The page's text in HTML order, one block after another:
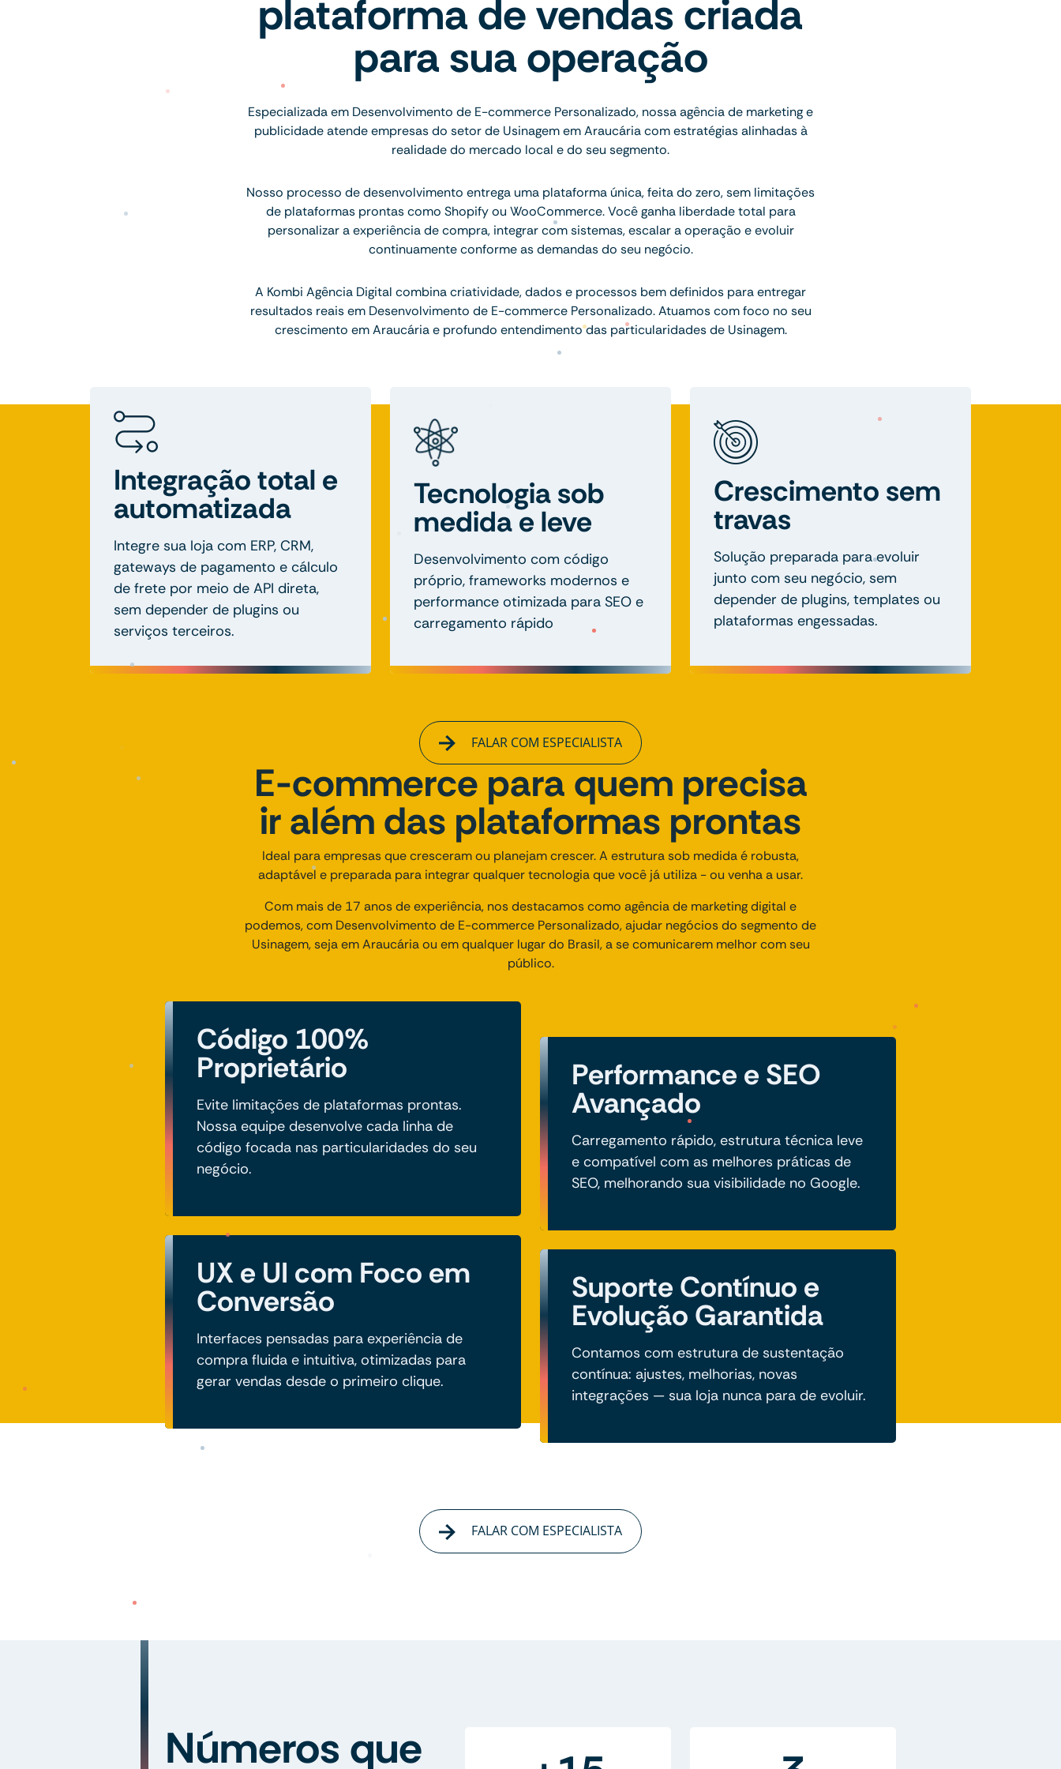
plataforma de vendas criada
para sua operação
Especializada em Desenvolvimento de E-commerce Personalizado, nossa agência de marketing e
publicidade atende empresas do setor de Usinagem em Araucária com estratégias alinhadas à
realidade do mercado local e do seu segmento.
Nosso processo de desenvolvimento entrega uma plataforma única, feita do zero, sem limitações
de plataformas prontas como Shopify ou WooCommerce. Você ganha liberdade total para
personalizar a experiência de compra, integrar com sistemas, escalar a operação e evoluir
continuamente conforme as demandas do seu negócio.
A Kombi Agência Digital combina criatividade, dados e processos bem definidos para entregar
resultados reais em Desenvolvimento de E-commerce Personalizado. Atuamos com foco no seu
crescimento em Araucária e profundo entendimento das particularidades de Usinagem.
Integração total e
automatizada
Integre sua loja com ERP, CRM,
gateways de pagamento e cálculo
de frete por meio de API direta,
sem depender de plugins ou
serviços terceiros.
Tecnologia sob
medida e leve
Desenvolvimento com código
próprio, frameworks modernos e
performance otimizada para SEO e
carregamento rápido
Crescimento sem
travas
Solução preparada para evoluir
junto com seu negócio, sem
depender de plugins, templates ou
plataformas engessadas.
FALAR COM ESPECIALISTA
E-commerce para quem precisa
ir além das plataformas prontas
Ideal para empresas que cresceram ou planejam crescer. A estrutura sob medida é robusta,
adaptável e preparada para integrar qualquer tecnologia que você já utiliza - ou venha a usar.
Com mais de 17 anos de experiência, nos destacamos como agência de marketing digital e
podemos, com Desenvolvimento de E-commerce Personalizado, ajudar negócios do segmento de
Usinagem, seja em Araucária ou em qualquer lugar do Brasil, a se comunicarem melhor com seu
público.
Código 100%
Proprietário
Evite limitações de plataformas prontas.
Nossa equipe desenvolve cada linha de
código focada nas particularidades do seu
negócio.
UX e UI com Foco em
Conversão
Interfaces pensadas para experiência de
compra fluida e intuitiva, otimizadas para
gerar vendas desde o primeiro clique.
Performance e SEO
Avançado
Carregamento rápido, estrutura técnica leve
e compatível com as melhores práticas de
SEO, melhorando sua visibilidade no Google.
Suporte Contínuo e
Evolução Garantida
Contamos com estrutura de sustentação
contínua: ajustes, melhorias, novas
integrações — sua loja nunca para de evoluir.
FALAR COM ESPECIALISTA
Números que